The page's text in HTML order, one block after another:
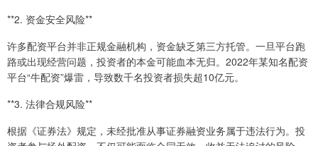
**2. 资金安全风险**
许多配资平台并非正规金融机构，资金缺乏第三方托管。一旦平台跑
路或出现经营问题，投资者的本金可能血本无归。2022年某知名配资
平台“牛配资”爆雷，导致数千名投资者损失超10亿元。
**3. 法律合规风险**
根据《证券法》规定，未经批准从事证券融资业务属于违法行为。投